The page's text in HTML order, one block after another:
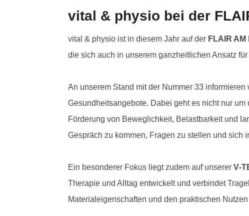
vital & physio bei der
vital & physio ist in diesem Jahr auf der FLAIR AM
die sich auch in unserem ganzheitlichen Ansatz
An unserem Stand mit der Nummer 33
Gesundheitsangebote. Dabei geht es nicht nur
Förderung von Beweglichkeit, Belastbarkeit und
Gespräch zu kommen, Fragen zu stellen und sich
Ein besonderer Fokus liegt zudem auf unserer
Therapie und Alltag entwickelt und verbindet
Materialeigenschaften und den praktischen